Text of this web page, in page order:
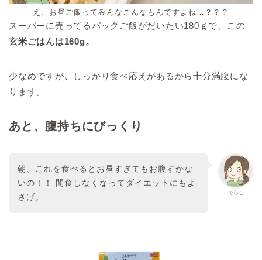
え、お昼ご飯ってみんなこんなもんですよね…？？？
スーパーに売ってるパックご飯がだいたい180ｇで、この
玄米ごはんは160g。
少なめですが、しっかり食べ応えがあるから十分満腹にな
ります。
あと、腹持ちにびっくり
でらこ
朝、これを食べるとお昼すぎてもお腹すかな
いの！！ 間食しなくなってダイエットにもよ
さげ。